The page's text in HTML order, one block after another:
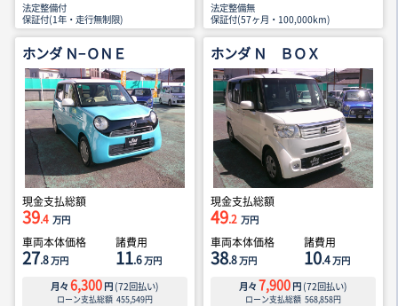
法定整備付
保証付(1年・走行無制限)
法定整備無
保証付(57ヶ月・100,000km)
ホンダ Ｎ−ＯＮＥ
現金支払総額
39.4 万円
車両本体価格
27.8万円
諸費用
11.6万円
月々 6,300 円 (72回払い)
ローン支払総額 455,549円
ホンダ Ｎ ＢＯＸ
現金支払総額
49.2 万円
車両本体価格
38.8万円
諸費用
10.4万円
月々 7,900 円 (72回払い)
ローン支払総額 568,858円